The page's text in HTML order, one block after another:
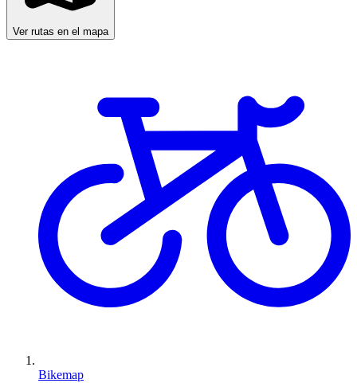
Ver rutas en el mapa
Bikemap